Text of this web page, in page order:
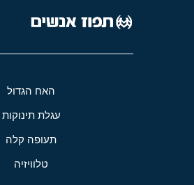
האח הגדול
עגלת תינוקות
תעופה קלה
טלוויזיה